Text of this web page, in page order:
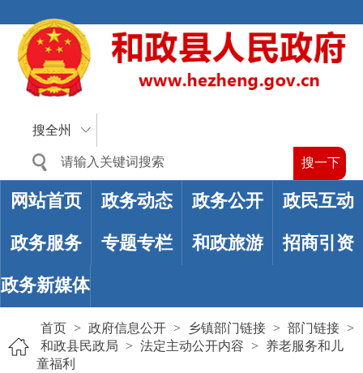
搜全州
网站首页 政务动态 政务公开 政民互动
政务服务 专题专栏 和政旅游 招商引资
政务新媒体
首页 > 政府信息公开 > 乡镇部门链接 > 部门链接 >
和政县民政局 > 法定主动公开内容 > 养老服务和儿
童福利